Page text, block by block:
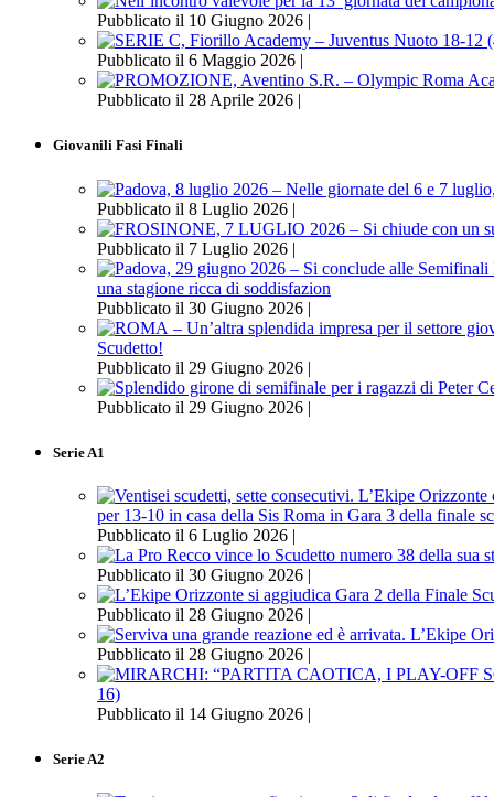
Pubblicato il 10 Giugno 2026 |
Pubblicato il 6 Maggio 2026 |
Pubblicato il 28 Aprile 2026 |
Giovanili Fasi Finali
Pubblicato il 8 Luglio 2026 |
Pubblicato il 7 Luglio 2026 |
una stagione ricca di soddisfazion
Pubblicato il 30 Giugno 2026 |
Scudetto!
Pubblicato il 29 Giugno 2026 |
Pubblicato il 29 Giugno 2026 |
Serie A1
per 13-10 in casa della Sis Roma in Gara 3 della finale
Pubblicato il 6 Luglio 2026 |
Pubblicato il 30 Giugno 2026 |
Pubblicato il 28 Giugno 2026 |
Pubblicato il 28 Giugno 2026 |
16)
Pubblicato il 14 Giugno 2026 |
Serie A2